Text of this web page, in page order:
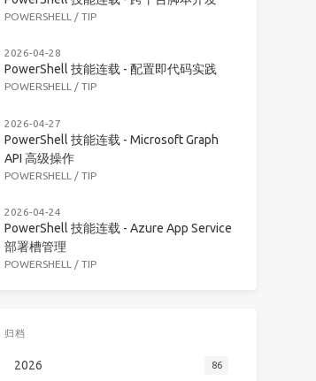
POWERSHELL / TIP
2026-04-28
PowerShell 技能连载 - 配置即代码实践
POWERSHELL / TIP
2026-04-27
PowerShell 技能连载 - Microsoft Graph
API 高级操作
POWERSHELL / TIP
2026-04-24
PowerShell 技能连载 - Azure App Service
部署槽管理
POWERSHELL / TIP
归档
2026 86